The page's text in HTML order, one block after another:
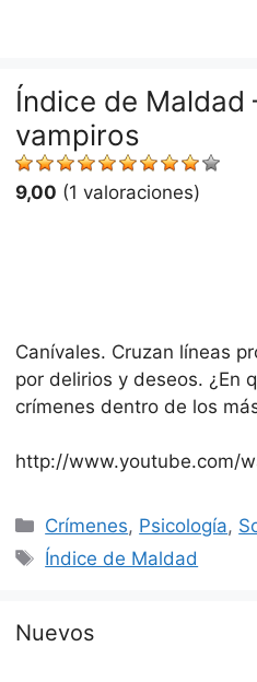
Índice de Maldad
vampiros
9,00 (1 valoraciones)
Canívales. Cruzan líneas
por delirios y deseos. ¿En
crímenes dentro de los
http://www.youtube.com/
Categorías
Crímenes, Psicología,
Etiquetas
Índice de Maldad
Nuevos